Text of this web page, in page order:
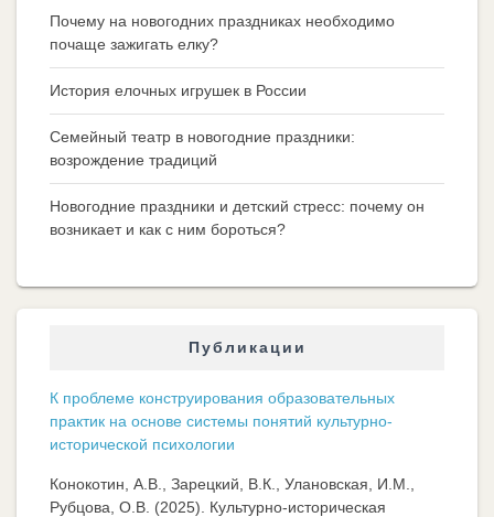
Почему на новогодних праздниках необходимо
почаще зажигать елку?
История елочных игрушек в России
Семейный театр в новогодние праздники:
возрождение традиций
Новогодние праздники и детский стресс: почему он
возникает и как с ним бороться?
Публикации
К проблеме конструирования образовательных
практик на основе системы понятий культурно-
исторической психологии
Конокотин, А.В., Зарецкий, В.К., Улановская, И.М.,
Рубцова, О.В. (2025). Культурно-историческая